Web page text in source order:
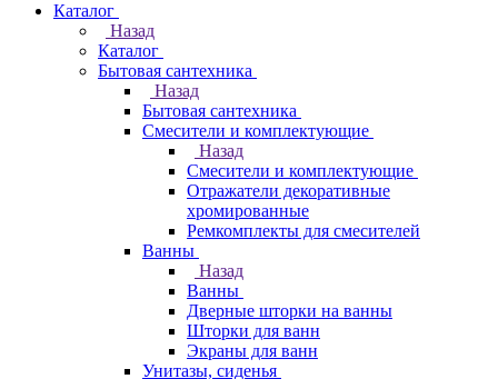
Каталог
Назад
Каталог
Бытовая сантехника
Назад
Бытовая сантехника
Смесители и комплектующие
Назад
Смесители и комплектующие
Отражатели декоративные
хромированные
Ремкомплекты для смесителей
Ванны
Назад
Ванны
Дверные шторки на ванны
Шторки для ванн
Экраны для ванн
Унитазы, сиденья